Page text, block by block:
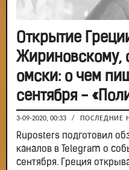
Открытие
Жириновскому,
омски: о чем
сентября -
3-09-2020, 00:33 / ПОСЛЕДНИЕ
Ruposters подготовил
каналов в Telegram о
сентября. Греция